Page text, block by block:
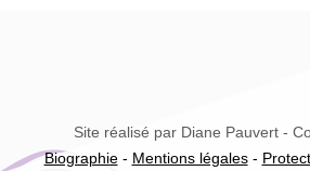
Site réalisé par Diane Pauvert -
Biographie- Mentions légales-